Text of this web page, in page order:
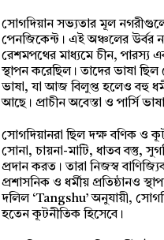
সোগদিয়ান সভ্যতার মূল
পেনজিকেন্ট। এই অঞ্চলের উর্বর
রেশমপথের মাধ্যমে চীন, পারস্য
স্থাপন করেছিল। তাদের ভাষা
ভাষা, যা আজ বিলুপ্ত হলেও বহু
আছে। প্রাচীন অবেস্তা ও পার্সি
সোগদিয়ানরা ছিল দক্ষ বণিক ও
সোনা, চায়না-মাটি, ধাতব বস্তু,
প্রদান করত। তারা নিজস্ব
প্রশাসনিক ও ধর্মীয় প্রতিষ্ঠানও
দলিল ‘Tangshu’ অনুযায়ী,
হতেন কূটনীতিক হিসেবে।